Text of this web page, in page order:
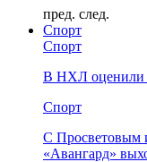
пред. след.
Спорт
Спорт
В НХЛ оценили
Спорт
С Просветовым
«Авангард»